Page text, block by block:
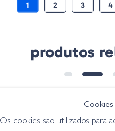
1 2 3 4
produtos
€ 5.90
Amostra Clap Craw
Cookies
Os cookies são utilizados para